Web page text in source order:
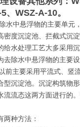
、WSZ-A-10。
水中悬浮物的主要单元
密度沉淀池、拦截式沉
给水处理工艺大多采用
去除水中悬浮物的主要
前主要采用平流式、竖
型沉淀池。沉淀构筑物
流流态这两方面进行的
两种方法：